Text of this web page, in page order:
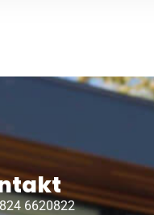
6620822